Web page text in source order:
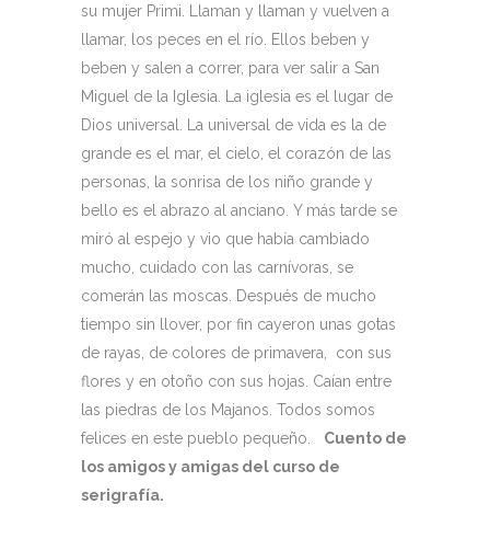
su mujer Primi. Llaman y llaman y vuelven a
llamar, los peces en el río. Ellos beben y
beben y salen a correr, para ver salir a San
Miguel de la Iglesia. La iglesia es el lugar de
Dios universal. La universal de vida es la de
grande es el mar, el cielo, el corazón de las
personas, la sonrisa de los niño grande y
bello es el abrazo al anciano. Y más tarde se
miró al espejo y vio que había cambiado
mucho, cuidado con las carnívoras, se
comerán las moscas. Después de mucho
tiempo sin llover, por fin cayeron unas gotas
de rayas, de colores de primavera, con sus
flores y en otoño con sus hojas. Caían entre
las piedras de los Majanos. Todos somos
felices en este pueblo pequeño. Cuento de
los amigos y amigas del curso de
serigrafía.